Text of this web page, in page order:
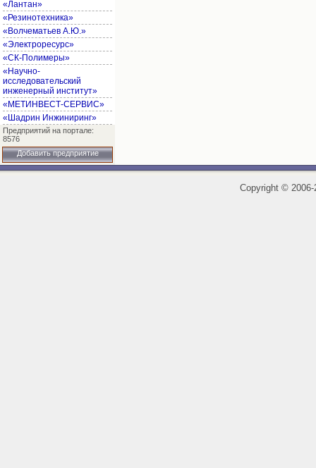
«Лантан»
«Резинотехника»
«Волчематьев А.Ю.»
«Электроресурс»
«СК-Полимеры»
«Научно-
исследовательский
инженерный институт»
«МЕТИНВЕСТ-СЕРВИС»
«Шадрин Инжиниринг»
Предприятий на портале:
8576
Добавить предприятие
Copyright ©